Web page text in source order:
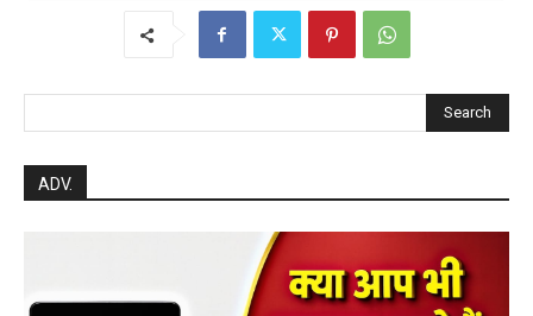
Search
ADV.